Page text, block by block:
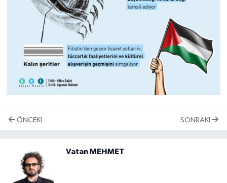
ÖNCEKI SONRAKI
Vatan MEHMET